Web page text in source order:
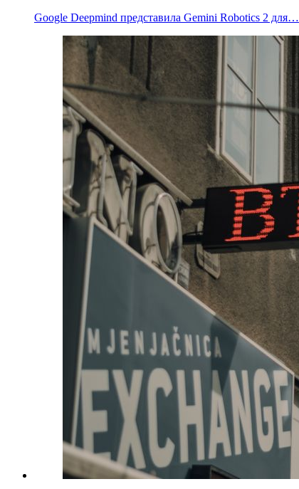
Google Deepmind представила Gemini Robotics 2 для…